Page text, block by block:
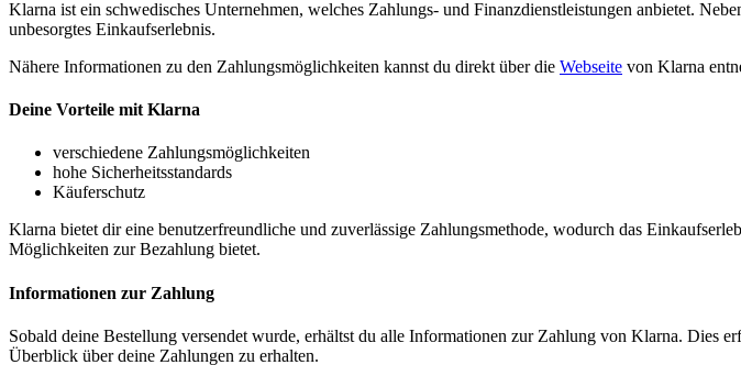
Klarna ist ein schwedisches Unternehmen, welches Zahlungs- und Finanzdienstleistungen anbietet.
unbesorgtes Einkaufserlebnis.
Nähere Informationen zu den Zahlungsmöglichkeiten kannst du direkt über die Webseite von Klarna
Deine Vorteile mit Klarna
verschiedene Zahlungsmöglichkeiten
hohe Sicherheitsstandards
Käuferschutz
Klarna bietet dir eine benutzerfreundliche und zuverlässige Zahlungsmethode, wodurch das
Möglichkeiten zur Bezahlung bietet.
Informationen zur Zahlung
Sobald deine Bestellung versendet wurde, erhältst du alle Informationen zur Zahlung von Klarna. Dies
Überblick über deine Zahlungen zu erhalten.